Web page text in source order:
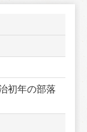
初年の部落